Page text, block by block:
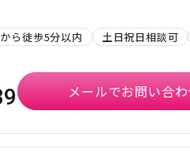
ら徒歩5分以内 土日祝日相談可
メールでお問い合